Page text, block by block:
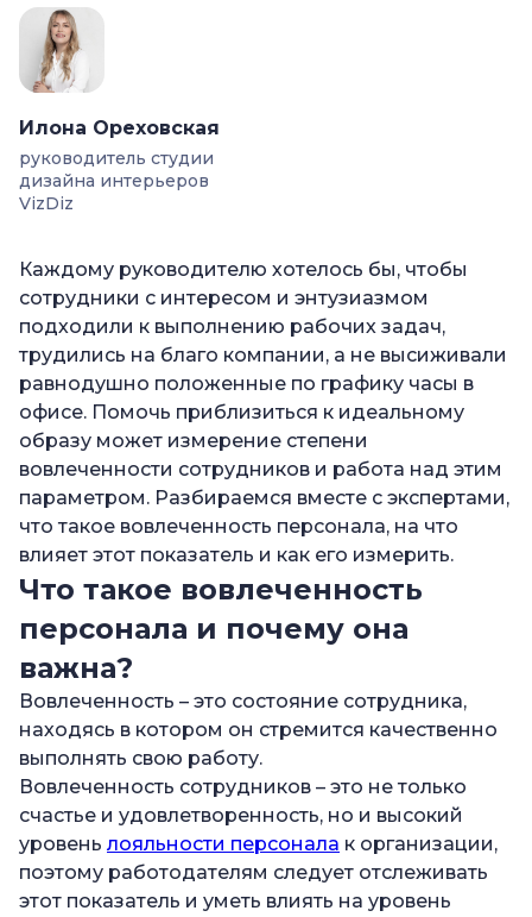
—Тест Gallup Q12
Выходное интервью покидающих компанию
сотрудников
—Как рассчитывается индекс вовлеченности?
—Как повысить вовлеченность сотрудников?
—Возможные причины снижения
—Как оценить благонадежность кандидатов
при приеме на работу?
Часто задаваемые вопросы
—Чем удовлетворенность отличается от
вовлеченности?
—Как оценить вовлеченность сотрудников?
—Какой процент вовлеченности сотрудников
считается хорошим?
—Как влияет вовлеченность сотрудников на
эффективность компании?
Илона Ореховская
руководитель студии
дизайна интерьеров
VizDiz
Каждому руководителю хотелось бы, чтобы
сотрудники с интересом и энтузиазмом
подходили к выполнению рабочих задач,
трудились на благо компании, а не высиживали
равнодушно положенные по графику часы в
офисе. Помочь приблизиться к идеальному
образу может измерение степени
вовлеченности сотрудников и работа над этим
параметром. Разбираемся вместе с экспертами,
что такое вовлеченность персонала, на что
влияет этот показатель и как его измерить.
Что такое вовлеченность
персонала и почему она
важна?
Вовлеченность – это состояние сотрудника,
находясь в котором он стремится качественно
выполнять свою работу.
Вовлеченность сотрудников – это не только
счастье и удовлетворенность, но и высокий
уровень лояльности персонала к организации,
поэтому работодателям следует отслеживать
этот показатель и уметь влиять на уровень